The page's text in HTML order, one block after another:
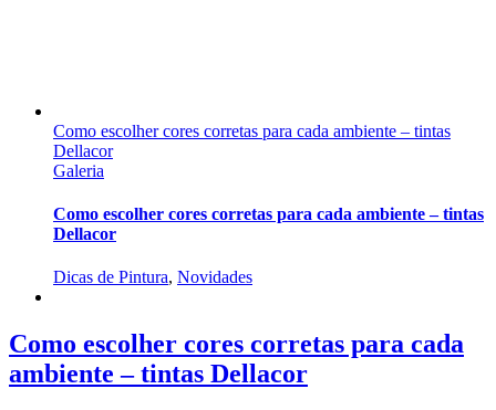
Como escolher cores corretas para cada ambiente – tintas
Dellacor
Galeria
Como escolher cores corretas para cada ambiente – tintas
Dellacor
Dicas de Pintura, Novidades
Como escolher cores corretas para cada
ambiente – tintas Dellacor